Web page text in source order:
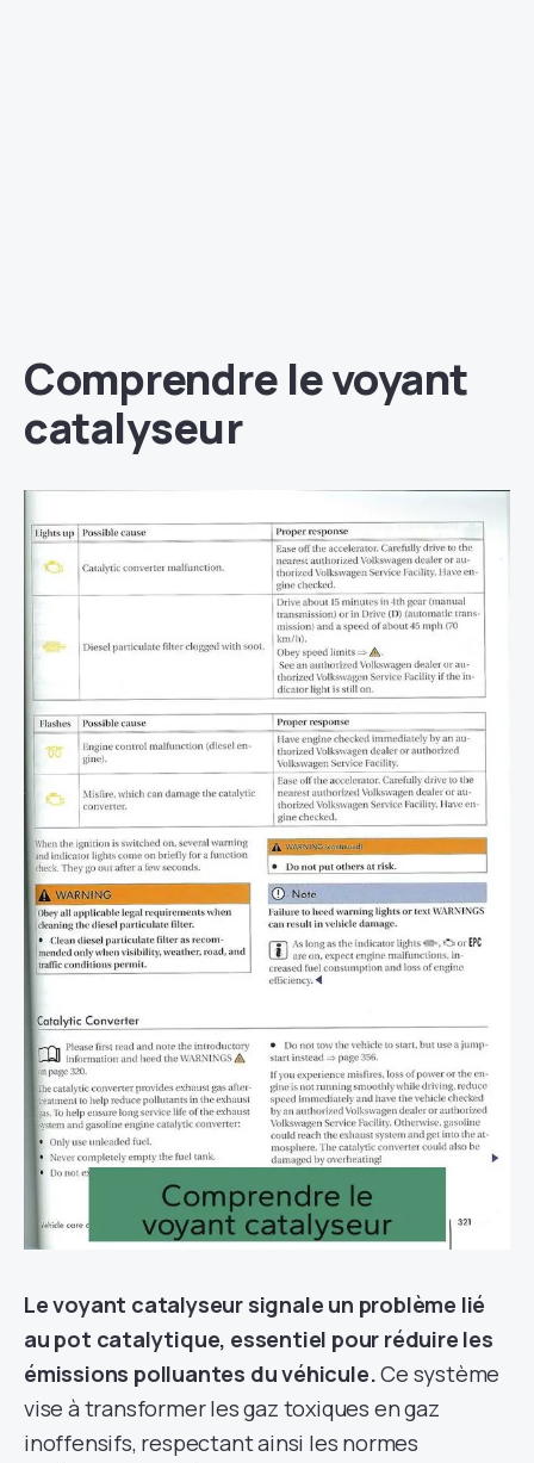
Comprendre le voyant
catalyseur
Le voyant catalyseur signale un problème lié
au pot catalytique, essentiel pour réduire les
émissions polluantes du véhicule.Ce système
vise à transformer les gaz toxiques en gaz
inoffensifs, respectant ainsi les normes